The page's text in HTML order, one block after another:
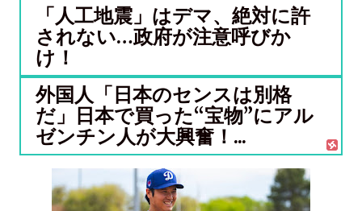
「人工地震」はデマ、絶対に許
されない…政府が注意呼びか
け！
外国人「日本のセンスは別格
だ」日本で買った“宝物”にアル
ゼンチン人が大興奮！...